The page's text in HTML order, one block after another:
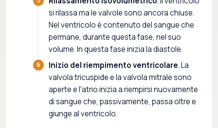
si rilassa ma le valvole sono ancora chiuse.
Nel ventricolo è contenuto del sangue che
permane, durante questa fase, nel suo
volume. In questa fase inizia la diastole.
Inizio del riempimento ventricolare. La
valvola tricuspide e la valvola mitrale sono
aperte e l'atrio inizia a riempirsi nuovamente
di sangue che, passivamente, passa oltre e
giunge al ventricolo.